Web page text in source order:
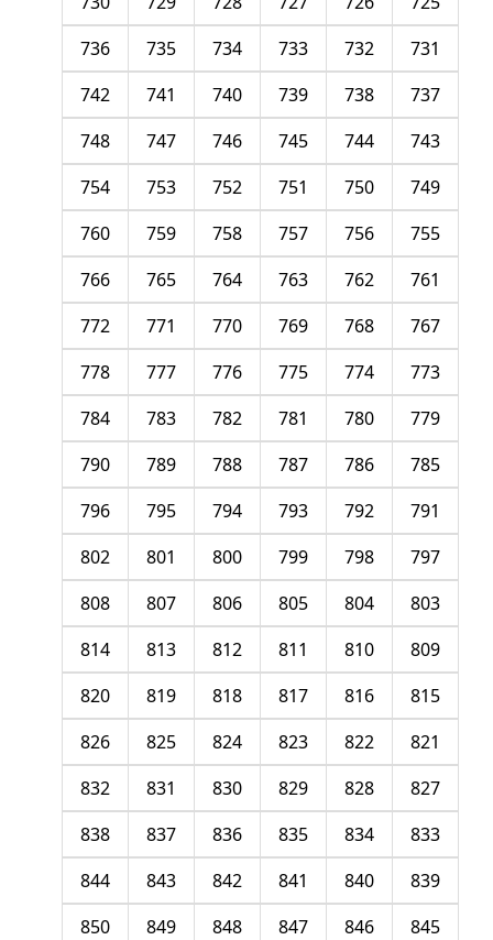
731
732
733
734
735
736
737
738
739
740
741
742
743
744
745
746
747
748
749
750
751
752
753
754
755
756
757
758
759
760
761
762
763
764
765
766
767
768
769
770
771
772
773
774
775
776
777
778
779
780
781
782
783
784
785
786
787
788
789
790
791
792
793
794
795
796
797
798
799
800
801
802
803
804
805
806
807
808
809
810
811
812
813
814
815
816
817
818
819
820
821
822
823
824
825
826
827
828
829
830
831
832
833
834
835
836
837
838
839
840
841
842
843
844
845
846
847
848
849
850